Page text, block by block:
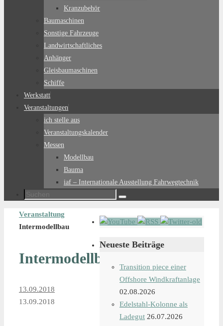
Kranzubehör
Baumaschinen
Sonstige Fahrzeuge
Landwirtschaftliches
Anhänger
Gleisbaumaschinen
Schiffe
Werkstatt
Veranstaltungen
ich stelle aus
Veranstaltungskalender
Messen
Modellbau
Bauma
iaf – Internationale Ausstellung Fahrwegtechnik
Suchen
Suchen
Start
Veranstaltung
Intermodellbau
Intermodellbau
13.09.2018
13.09.2018
Neueste Beiträge
Transition piece einer
Offshore Windkraftanlage
02.08.2026
Edelstahl-Kolonne als
Ladegut 26.07.2026